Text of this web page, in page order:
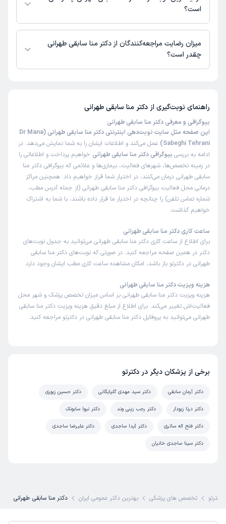
است؟
زمان نوبت‌دهی و پذیرش بیماران با هماهنگی مطب مشخص می‌شود.
میزان رضایت مراجعه‌کنندگان از دکتر منا سابقی طهرانی
چقدر است؟
راهنمای نوبت‌گیری از دکتر منا سابقی طهرانی
بیوگرافی و معرفی دکتر منا سابقی طهرانی
این صفحه مثل سایت نوبت‌دهی اینترنتی دکتر منا سابقی طهرانی (Dr Mana
Sabeghi Tehrani)
عمل می‌کند و اطلاعات ایشان را به شما نمایش می‌دهد. در
ادامه به بررسی بیوگرافی دکتر منا سابقی طهرانی خواهیم پرداخت و اطلاعاتی را
در زمینه تخصص‌ها، شهرهای فعالیت، بیماری‌ها و علائمی که بیوگرافی دکتر منا
سابقی طهرانی درمان می‌کنند، در اختیار شما قرار خواهیم داد. همچنین مراکز
درمانی محل فعالیت بیوگرافی دکتر منا سابقی طهرانی (از جمله آدرس مطب،
شماره تماس تلفن) را چنانچه در اختیار ما قرار داده باشند، با شما به اشتراک
خواهیم گذاشت.
ساعت کاری دکتر منا سابقی طهرانی
برای اطلاع از ساعت کاری دکتر منا سابقی طهرانی می‌توانید به جدول نوبت‌های
دکتر در همین صفحه مراجعه کنید. در صورتی که نوبت‌های دکتر منا سابقی
طهرانی در دکترتو باز باشد، امکان مشاهده ساعت کاری مطب ایشان وجود دارد.
هزینه ویزیت دکتر منا سابقی طهرانی
هزینه ویزیت دکتر منا سابقی طهرانی بر اساس میزان تخصص پزشک و شهر محل
فعالیت‌اش تغییر می‌کند. برای اطلاع از مبلغ دقیق هزینه ویزیت دکتر منا سابقی
طهرانی می‌توانید به پروفایل دکتر منا سابقی طهرانی در دکترتو مراجعه کنید.
برخی از پزشکان دیگر در دکترتو
دکتر آرمان سابقی دکتر سید مهدی گلپایگانی دکتر حسین زیوری
دکتر درنا زیودار دکتر رجب زینی وند دکتر نیوا سابونک
دکتر فتح اله ساتری دکتر آیدا ساجدی دکتر علیرضا ساجدی
دکتر سینا ساجدی خانیان
دکترتو تخصص های پزشکی بهترین دکتر عمومی ایران دکتر منا سابقی طهرانی